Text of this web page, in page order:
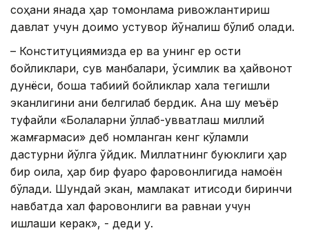
соҳани янада ҳар томонлама ривожлантириш
давлат учун доимо устувор йўналиш бўлиб қолади.
– Конституциямизда ер ва унинг ер ости
бойликлари, сув манбалари, ўсимлик ва ҳайвонот
дунёси, бошқа табиий бойликлар халққа тегишли
эканлигини аниқ белгилаб бердик. Ана шу меъёр
туфайли «Болаларни қўллаб-қувватлаш миллий
жамғармаси» деб номланган кенг кўламли
дастурни йўлга қўйдик. Миллатнинг буюклиги ҳар
бир оила, ҳар бир фуқаро фаровонлигида намоён
бўлади. Шундай экан, мамлакат иқтисоди биринчи
навбатда халқ фаровонлиги ва равнақи учун
ишлаши керак», - деди у.